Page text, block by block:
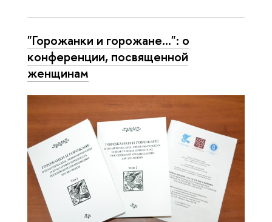
"Горожанки и горожане...": о
конференции, посвященной
женщинам